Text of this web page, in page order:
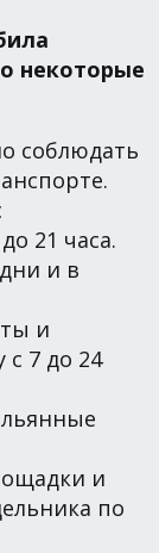
некоторые
соблюдать
21 часа.
и в
и
с 7 до 24
и
по